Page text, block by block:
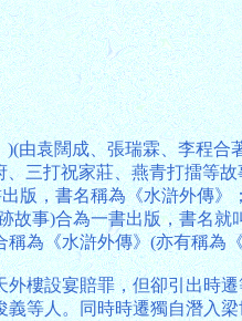
由袁闊成、張瑞霖、李程合
三打祝家莊、燕青打擂等
版，書名稱為《水滸外傳》
事)合為一書出版，書名就
為《水滸外傳》(亦有稱為
樓設宴賠罪，但卻引出時
等人。同時時遷獨自潛入